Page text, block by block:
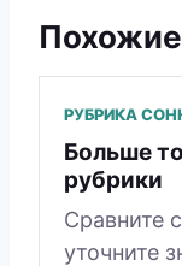
РУБРИКА
Больше
рубрики
Сравните
уточните